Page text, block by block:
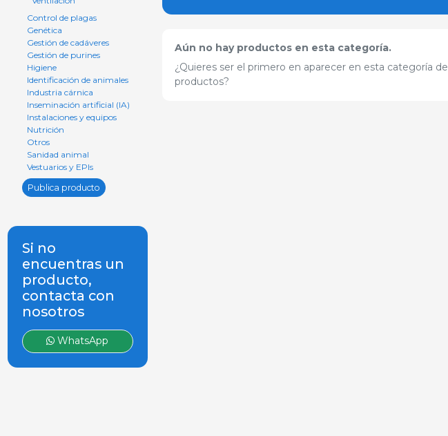
Control de plagas
Genética
Gestión de cadáveres
Gestión de purines
Higiene
Identificación de animales
Industria cárnica
Inseminación artificial (IA)
Instalaciones y equipos
Nutrición
Otros
Sanidad animal
Vestuarios y EPIs
Publica producto
Si no
encuentras un
producto,
contacta con
nosotros
WhatsApp
Aún no hay productos en esta categoría.
¿Quieres ser el primero en aparecer en esta categoría de
productos?